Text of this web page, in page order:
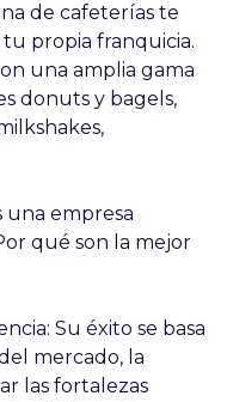
de cafeterías te
propia franquicia.
una amplia gama
donuts y bagels,
una empresa
qué son la mejor
Su éxito se basa
mercado, la
las fortalezas